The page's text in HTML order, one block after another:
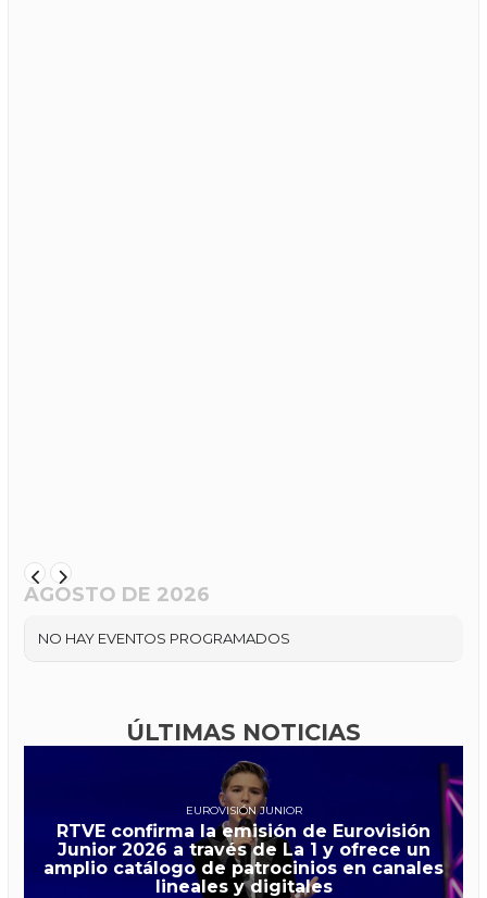
AGOSTO DE 2026
NO HAY EVENTOS PROGRAMADOS
ÚLTIMAS NOTICIAS
EUROVISIÓN JUNIOR
RTVE confirma la emisión de Eurovisión
Junior 2026 a través de La 1 y ofrece un
amplio catálogo de patrocinios en canales
lineales y digitales